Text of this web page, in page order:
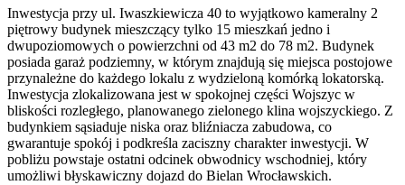
Inwestycja przy ul. Iwaszkiewicza 40 to wyjątkowo kameralny 2
piętrowy budynek mieszczący tylko 15 mieszkań jedno i
dwupoziomowych o powierzchni od 43 m2 do 78 m2. Budynek
posiada garaż podziemny, w którym znajdują się miejsca postojowe
przynależne do każdego lokalu z wydzieloną komórką lokatorską.
Inwestycja zlokalizowana jest w spokojnej części Wojszyc w
bliskości rozległego, planowanego zielonego klina wojszyckiego. Z
budynkiem sąsiaduje niska oraz bliźniacza zabudowa, co
gwarantuje spokój i podkreśla zaciszny charakter inwestycji. W
pobliżu powstaje ostatni odcinek obwodnicy wschodniej, który
umożliwi błyskawiczny dojazd do Bielan Wrocławskich.